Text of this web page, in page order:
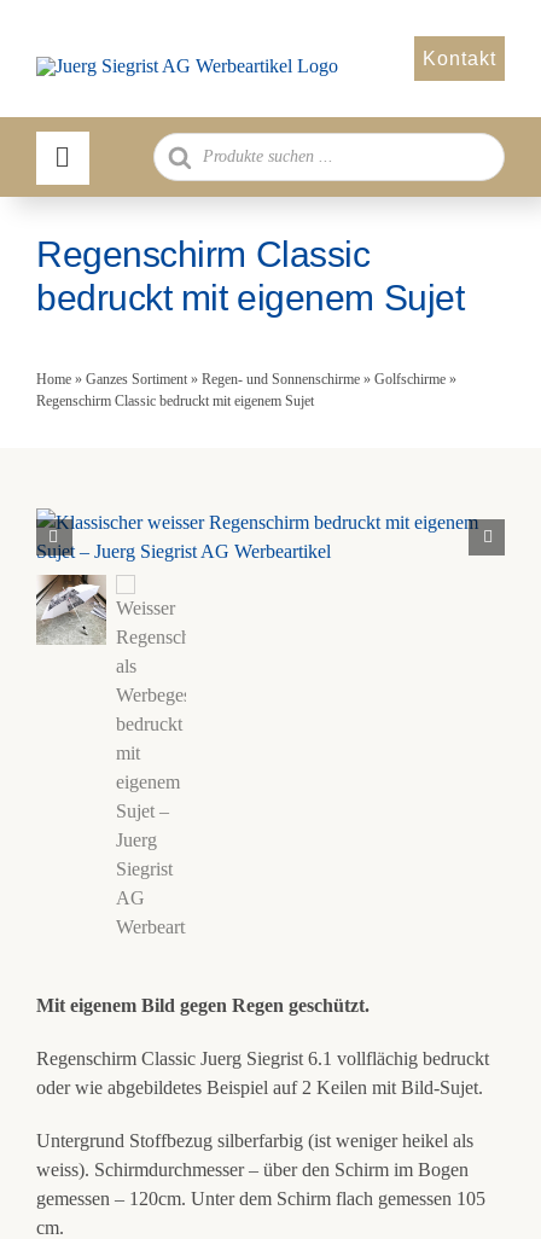
springen
Kontakt
Products
search
Regenschirm Classic
bedruckt mit eigenem Sujet
Home» Ganzes Sortiment» Regen- und Sonnenschirme» Golfschirme»
Regenschirm Classic bedruckt mit eigenem Sujet
Mit eigenem Bild gegen Regen geschützt.
Regenschirm Classic Juerg Siegrist 6.1 vollflächig bedruckt
oder wie abgebildetes Beispiel auf 2 Keilen mit Bild-Sujet.
Untergrund Stoffbezug silberfarbig (ist weniger heikel als
weiss). Schirmdurchmesser – über den Schirm im Bogen
gemessen – 120cm. Unter dem Schirm flach gemessen 105
cm.